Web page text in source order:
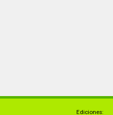
Ediciones: